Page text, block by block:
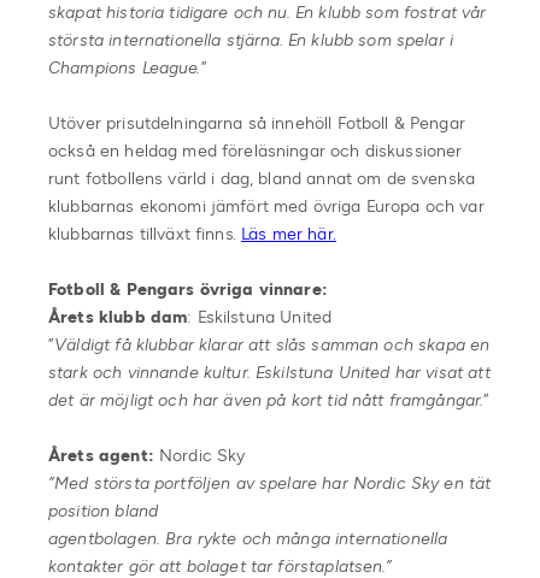
skapat historia tidigare och nu. En klubb som fostrat vår
största internationella stjärna. En klubb som spelar i
Champions League.”
Utöver prisutdelningarna så innehöll Fotboll & Pengar
också en heldag med föreläsningar och diskussioner
runt fotbollens värld i dag, bland annat om de svenska
klubbarnas ekonomi jämfört med övriga Europa och var
klubbarnas tillväxt finns. Läs mer här.
Fotboll & Pengars övriga vinnare:
Årets klubb dam: Eskilstuna United
”Väldigt få klubbar klarar att slås samman och skapa en
stark och vinnande kultur. Eskilstuna United har visat att
det är möjligt och har även på kort tid nått framgångar.”
Årets agent: Nordic Sky
”Med största portföljen av spelare har Nordic Sky en tät
position bland
agentbolagen. Bra rykte och många internationella
kontakter gör att bolaget tar förstaplatsen.”